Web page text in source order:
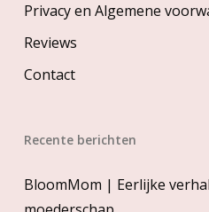
Privacy en Algemene
Reviews
Contact
Recente berichten
BloomMom | Eerlijke